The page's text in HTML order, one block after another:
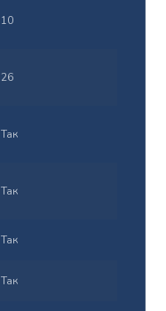
10
26
Так
Так
Так
Так